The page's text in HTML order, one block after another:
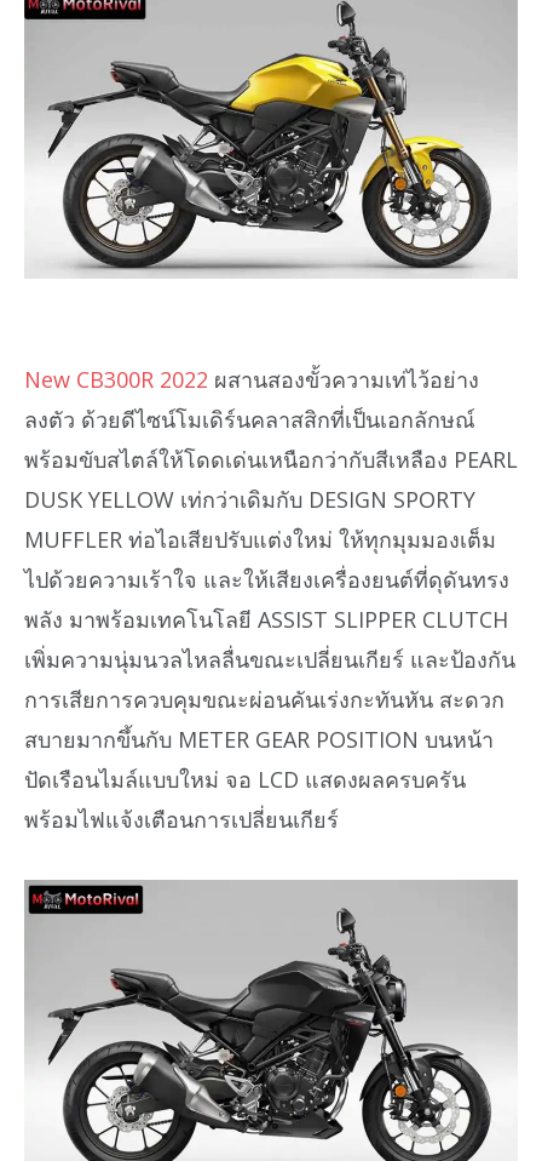
New CB300R 2022 ผสานสองขั้วความเท่ไว้อย่าง
ลงตัว ด้วยดีไซน์โมเดิร์นคลาสสิกที่เป็นเอกลักษณ์
พร้อมขับสไตล์ให้โดดเด่นเหนือกว่ากับสีเหลือง PEARL
DUSK YELLOW เท่กว่าเดิมกับ DESIGN SPORTY
MUFFLER ท่อไอเสียปรับแต่งใหม่ ให้ทุกมุมมองเต็ม
ไปด้วยความเร้าใจ และให้เสียงเครื่องยนต์ที่ดุดันทรง
พลัง มาพร้อมเทคโนโลยี ASSIST SLIPPER CLUTCH
เพิ่มความนุ่มนวลไหลลื่นขณะเปลี่ยนเกียร์ และป้องกัน
การเสียการควบคุมขณะผ่อนคันเร่งกะทันหัน สะดวก
สบายมากขึ้นกับ METER GEAR POSITION บนหน้า
ปัดเรือนไมล์แบบใหม่ จอ LCD แสดงผลครบครัน
พร้อมไฟแจ้งเตือนการเปลี่ยนเกียร์